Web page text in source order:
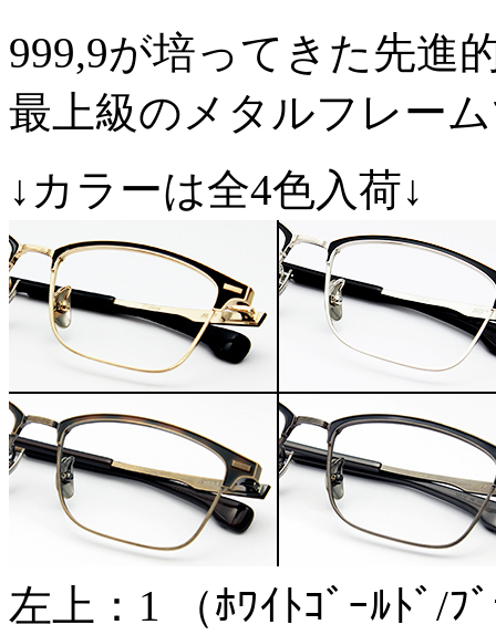
999,9が培ってきた先進
最上級のメタルフレー
↓カラーは全4色入荷↓
左上：1 （ﾎﾜｲﾄｺﾞｰﾙﾄﾞ/ﾌ